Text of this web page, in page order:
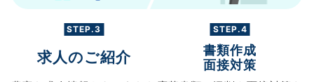
STEP.3
求人のご紹介
STEP.4
書類作成
面接対策